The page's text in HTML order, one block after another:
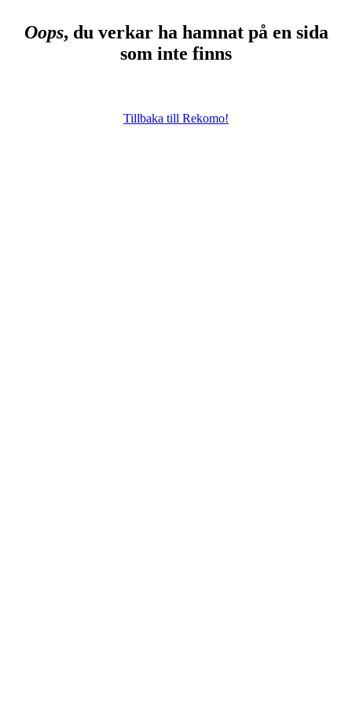
Oops, du verkar ha hamnat på en sida
som inte finns
Tillbaka till Rekomo!